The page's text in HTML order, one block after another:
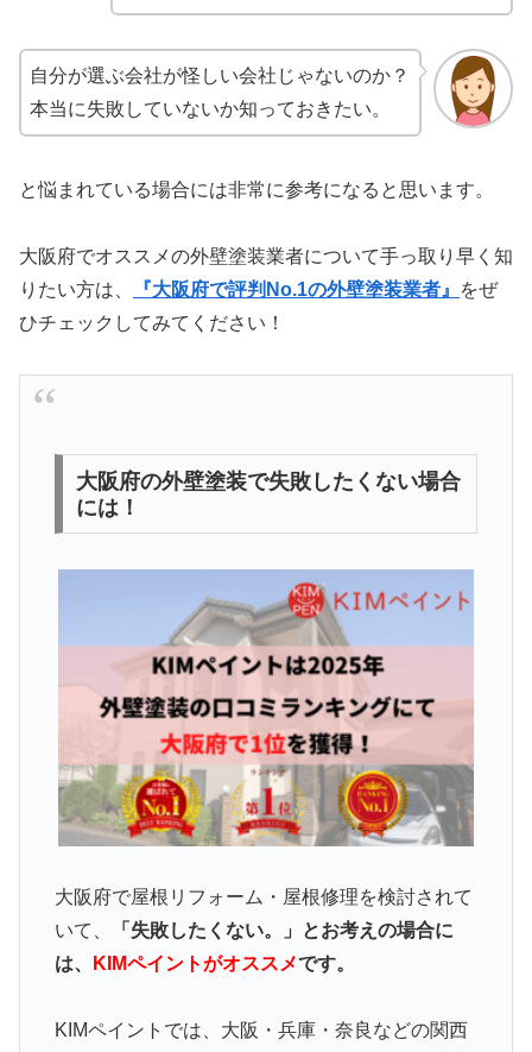
自分が選ぶ会社が怪しい会社じゃないのか？
本当に失敗していないか知っておきたい。
と悩まれている場合には非常に参考になると思います。
大阪府でオススメの外壁塗装業者について手っ取り早く知
りたい方は、
『大阪府で評判No.1の外壁塗装業者』
をぜ
ひチェックしてみてください！
大阪府の外壁塗装で失敗したくない場合
には！
大阪府で屋根リフォーム・屋根修理を検討されて
いて、
「失敗したくない。」とお考えの場合に
は、
KIMペイントがオススメです。
KIMペイントでは、大阪・兵庫・奈良などの関西